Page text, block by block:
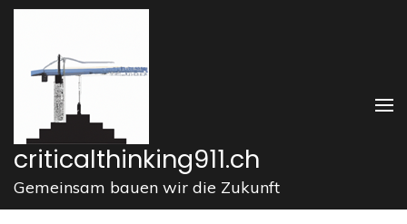
Zum
springen
drücken)
criticalthinking911.ch
Gemeinsam bauen wir die Zukunft